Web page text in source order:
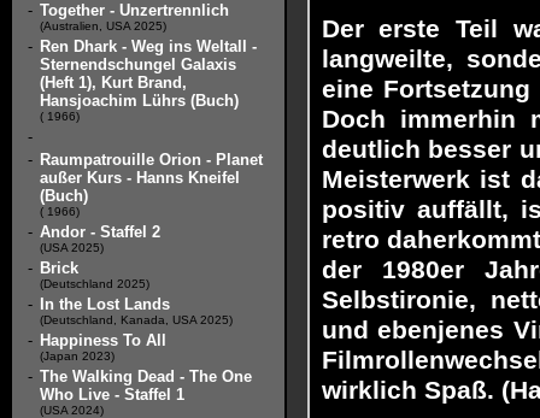
- Together - Unzertrennlich
(Australien, USA 2025)
- Ren Dhark - Weg ins Weltall -
Sternendschungel Galaxis
(Heft 1), Kurt Brand,
Hansjoachim Lührs (Buch)
( 1966)
-
- Raumpatrouille Orion - Planet
außer Kurs - Hanns Kneifel
(Buch)
( 1966)
- Andor - Staffel 2
(USA 2025)
- Brick
(Deutschland 2025)
- In the Lost Lands
(Deutschland, Kanada, USA 2025)
- Happiness To All
(Japan 2023)
- The Walking Dead - The One
Who Live - Staffel 1
(USA 2024)
Der erste Teil
langweilte,
eine
Doch immerhin
deutlich besser
Meisterwerk ist
positiv auffällt,
retro
der 1980er
Selbstironie,
und ebenjenes
wirklich Spaß.